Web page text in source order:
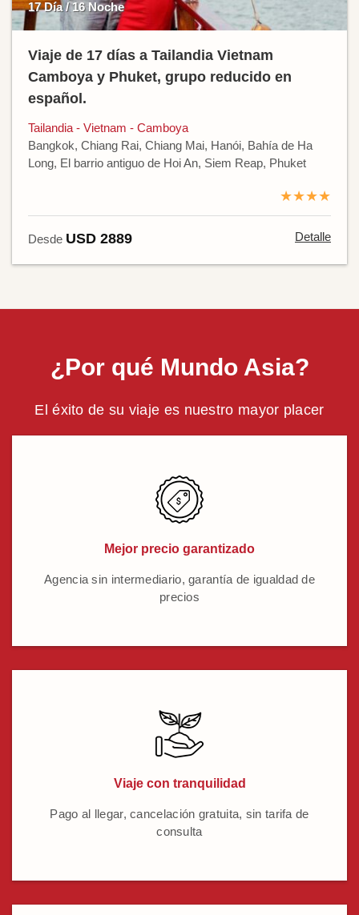
17 Día / 16 Noche
Viaje de 17 días a Tailandia Vietnam
Camboya y Phuket, grupo reducido en
español.
Tailandia - Vietnam - Camboya
Bangkok, Chiang Rai, Chiang Mai, Hanói, Bahía de Ha
Long, El barrio antiguo de Hoi An, Siem Reap, Phuket
★★★★
Desde USD 2889 Detalle
¿Por qué Mundo Asia?
El éxito de su viaje es nuestro mayor placer
Mejor precio garantizado
Agencia sin intermediario, garantía de igualdad de
precios
Viaje con tranquilidad
Pago al llegar, cancelación gratuita, sin tarifa de
consulta